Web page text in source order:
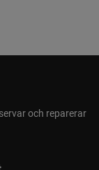
och reparerar